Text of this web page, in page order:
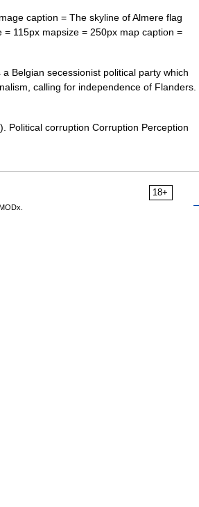
caption = The skyline of Almere flag
115px mapsize = 250px map caption =
Belgian secessionist political party which
calling for independence of Flanders.
Political corruption Corruption Perception
18+